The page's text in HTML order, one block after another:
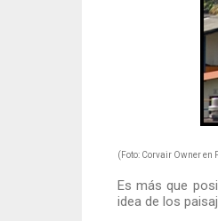
(Foto: Corvair Owner en
Es más que
idea de los